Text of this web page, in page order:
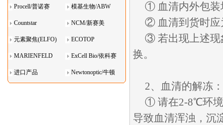
Procell/普诺赛 模基生物/ABW
Countstar NCM/新赛美
元素聚焦(ELFO) ECOTOP
MARIENFELD ExCell Bio/依科赛
进口产品 Newtonoptic/牛顿
① 血清内外包装
② 血清到货时应
③ 若出现上述现
换。
2、血清的解冻：
① 请在2-8℃环境
导致血清浑浊，沉